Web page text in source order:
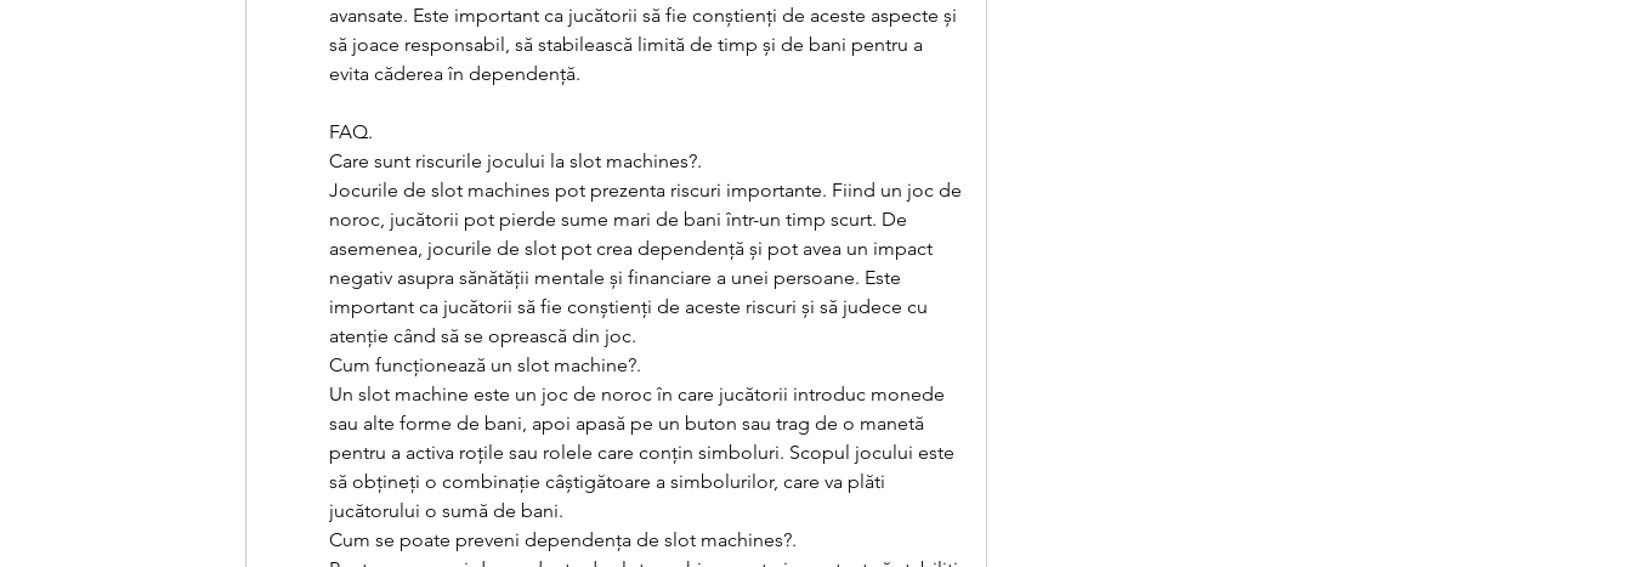
avansate. Este important ca jucătorii să fie conștienți de aceste aspecte și
să joace responsabil, să stabilească limită de timp și de bani pentru a
evita căderea în dependență.
FAQ.
Care sunt riscurile jocului la slot machines?.
Jocurile de slot machines pot prezenta riscuri importante. Fiind un joc de
noroc, jucătorii pot pierde sume mari de bani într-un timp scurt. De
asemenea, jocurile de slot pot crea dependență și pot avea un impact
negativ asupra sănătății mentale și financiare a unei persoane. Este
important ca jucătorii să fie conștienți de aceste riscuri și să judece cu
atenție când să se oprească din joc.
Cum funcționează un slot machine?.
Un slot machine este un joc de noroc în care jucătorii introduc monede
sau alte forme de bani, apoi apasă pe un buton sau trag de o manetă
pentru a activa roțile sau rolele care conțin simboluri. Scopul jocului este
să obțineți o combinație câștigătoare a simbolurilor, care va plăti
jucătorului o sumă de bani.
Cum se poate preveni dependența de slot machines?.